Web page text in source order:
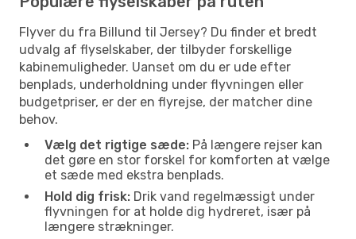
Flyver du fra Billund til Jersey? Du finder et bredt
udvalg af flyselskaber, der tilbyder forskellige
kabinemuligheder. Uanset om du er ude efter
benplads, underholdning under flyvningen eller
budgetpriser, er der en flyrejse, der matcher dine
behov.
Vælg det rigtige sæde: På længere rejser kan
det gøre en stor forskel for komforten at vælge
et sæde med ekstra benplads.
Hold dig frisk: Drik vand regelmæssigt under
flyvningen for at holde dig hydreret, især på
længere strækninger.